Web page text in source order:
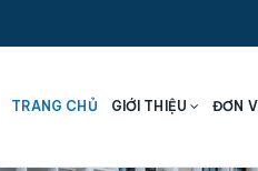
TRANG CHỦ GIỚI THIỆU ĐƠN